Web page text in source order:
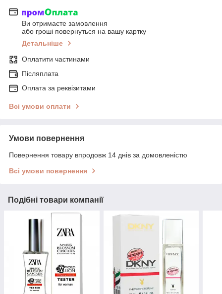
Ви отримаєте замовлення
або гроші повернуться на вашу картку
Детальніше
Оплатити частинами
Післяплата
Оплата за реквізитами
Всі умови оплати
Умови повернення
Повернення товару впродовж 14 днів за домовленістю
Всі умови повернення
Подібні товари компанії